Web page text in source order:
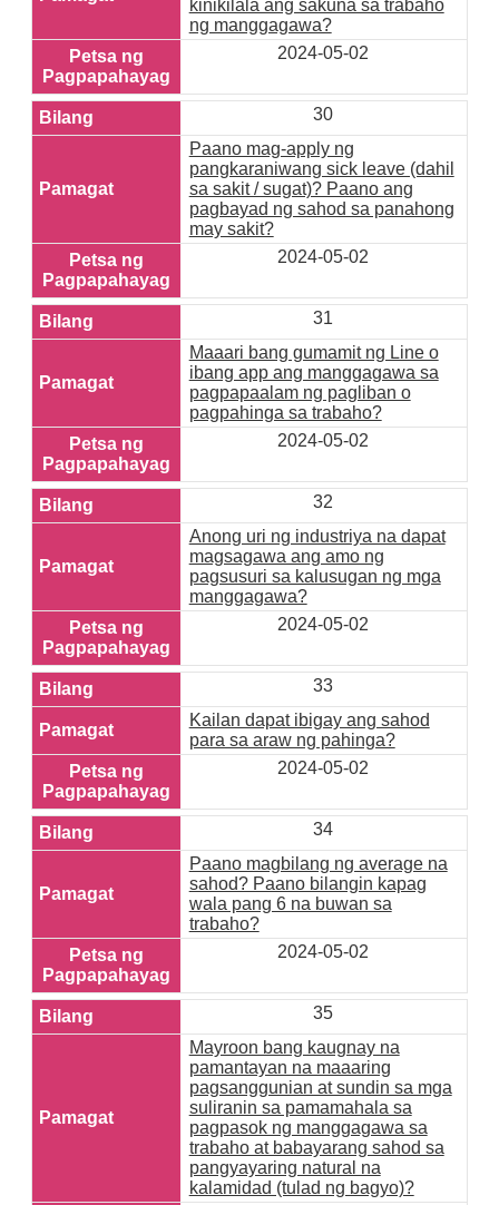
kinikilala ang sakuna sa trabaho
ng manggagawa?
2024-05-02
30
Paano mag-apply ng
pangkaraniwang sick leave (dahil
sa sakit / sugat)? Paano ang
pagbayad ng sahod sa panahong
may sakit?
2024-05-02
31
Maaari bang gumamit ng Line o
ibang app ang manggagawa sa
pagpapaalam ng pagliban o
pagpahinga sa trabaho?
2024-05-02
32
Anong uri ng industriya na dapat
magsagawa ang amo ng
pagsusuri sa kalusugan ng mga
manggagawa?
2024-05-02
33
Kailan dapat ibigay ang sahod
para sa araw ng pahinga?
2024-05-02
34
Paano magbilang ng average na
sahod? Paano bilangin kapag
wala pang 6 na buwan sa
trabaho?
2024-05-02
35
Mayroon bang kaugnay na
pamantayan na maaaring
pagsanggunian at sundin sa mga
suliranin sa pamamahala sa
pagpasok ng manggagawa sa
trabaho at babayarang sahod sa
pangyayaring natural na
kalamidad (tulad ng bagyo)?